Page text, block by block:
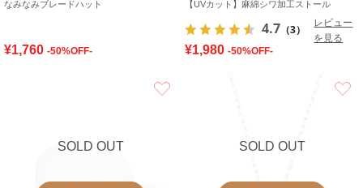
なみなみブレードハット
¥1,760 -50%OFF-
【UVカット】麻綿シワ加工ストール
4.7 （3）
レビュー
を見る
¥1,980 -50%OFF-
SOLD OUT SOLD OUT